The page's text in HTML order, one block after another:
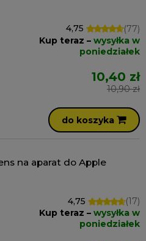
4,75
(77)
Kup teraz – wysyłka w
poniedziałek
10,40 zł
10,90 zł
do koszyka
na aparat do Apple
4,75
(17)
Kup teraz – wysyłka w
poniedziałek